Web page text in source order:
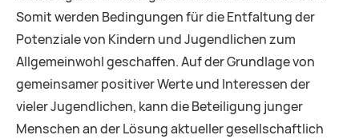
Somit werden Bedingungen für die Entfaltung der
Potenziale von Kindern und Jugendlichen zum
Allgemeinwohl geschaffen. Auf der Grundlage von
gemeinsamer positiver Werte und Interessen der
vieler Jugendlichen, kann die Beteiligung junger
Menschen an der Lösung aktueller gesellschaftlich